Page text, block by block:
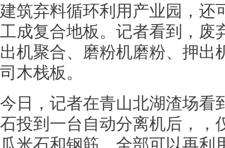
建筑弃料循环利用产业园，还
工成复合地板。记者看到，废
出机聚合、磨粉机磨粉、押出
司木栈板。
今日，记者在青山北湖渣场看
石投到一台自动分离机后，，